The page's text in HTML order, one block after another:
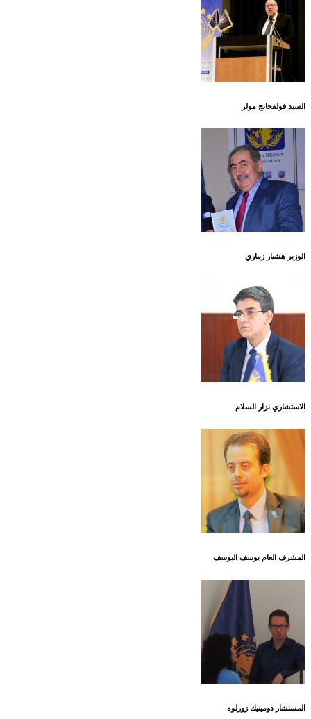
السيد فولفجانج مولر
الوزير هشيار زيباري
الاستشاري نزار السلام
المشرف العام يوسف اليوسف
المستشار دومينيك زورلوه